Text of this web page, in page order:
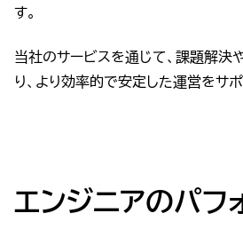
す。
当社のサービスを通じて、課題解決
り、より効率的で安定した運営をサポ
エンジニアのパフ